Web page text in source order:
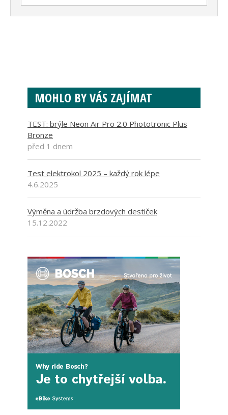
MOHLO BY VÁS ZAJÍMAT
TEST: brýle Neon Air Pro 2.0 Phototronic Plus
Bronze
před 1 dnem
Test elektrokol 2025 – každý rok lépe
4.6.2025
Výměna a údržba brzdových destiček
15.12.2022